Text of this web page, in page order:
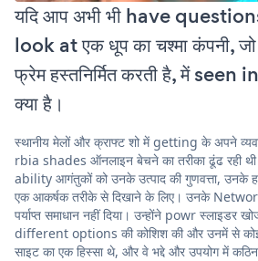
यदि आप अभी भी have
look at एक धूप का चश्मा कंपनी,
फ्रेम हस्तनिर्मित करती है, में
क्या है।
स्थानीय मेलों और क्राफ्ट शो में getting के अपने
rbia shades ऑनलाइन बेचने का तरीका ढूंढ रही
ability आगंतुकों को उनके उत्पाद की गुणवत्ता, उनके
एक आकर्षक तरीके से दिखाने के लिए। उनके
पर्याप्त समाधान नहीं दिया। उन्होंने powr
different options की कोशिश की और उनमें से कोई
साइट का एक हिस्सा थे, और वे भद्दे और उपयोग में